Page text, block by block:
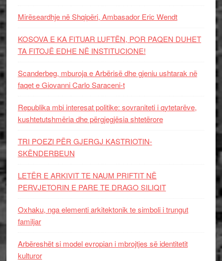
Mirëseardhje në Shqipëri, Ambasador Eric Wendt
KOSOVA E KA FITUAR LUFTËN, POR PAQEN DUHET
TA FITOJË EDHE NË INSTITUCIONE!
Scanderbeg, mburoja e Arbërisë dhe gjeniu ushtarak në
faqet e Giovanni Carlo Saraceni-t
Republika mbi interesat politike: sovraniteti i qytetarëve,
kushtetutshmëria dhe përgjegjësia shtetërore
TRI POEZI PËR GJERGJ KASTRIOTIN-
SKËNDERBEUN
LETËR E ARKIVIT TE NAUM PRIFTIT NË
PERVJETORIN E PARE TE DRAGO SILIQIT
Oxhaku, nga elementi arkitektonik te simboli i trungut
familjar
Arbëreshët si model evropian i mbrojtjes së identitetit
kulturor